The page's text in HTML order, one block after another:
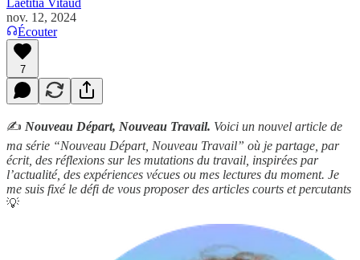
nov. 12, 2024
Écouter
7
✍️ Nouveau Départ, Nouveau Travail. Voici un nouvel article de
ma série “Nouveau Départ, Nouveau Travail” où je partage, par
écrit, des réflexions sur les mutations du travail, inspirées par
l’actualité, des expériences vécues ou mes lectures du moment. Je
me suis fixé le défi de vous proposer des articles courts et percutants
💡